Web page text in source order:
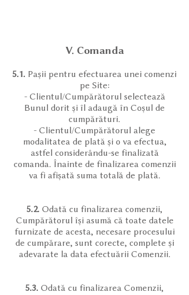
V. Comanda
5.1. Pașii pentru efectuarea unei comenzi
pe Site:
- Clientul/Cumpărătorul selectează
Bunul dorit și îl adaugă în Coșul de
cumpărături.
- Clientul/Cumpărătorul alege
modalitatea de plată și o va efectua,
astfel considerându-se finalizată
comanda. Înainte de finalizarea comenzii
va fi afișată suma totală de plată.
5.2. Odată cu finalizarea comenzii,
Cumpărătorul își asumă că toate datele
furnizate de acesta, necesare procesului
de cumpărare, sunt corecte, complete și
adevarate la data efectuării Comenzii.
5.3. Odată cu finalizarea Comenzii,